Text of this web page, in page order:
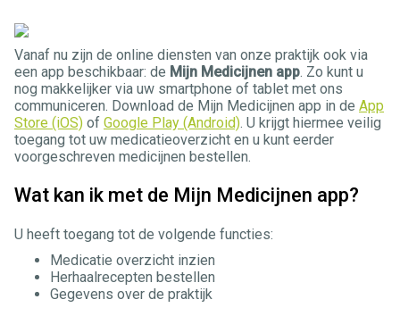
Vanaf nu zijn de online diensten van onze praktijk ook via
een app beschikbaar: de Mijn Medicijnen app. Zo kunt u
nog makkelijker via uw smartphone of tablet met ons
communiceren. Download de Mijn Medicijnen app in de App
Store (iOS) of Google Play (Android). U krijgt hiermee veilig
toegang tot uw medicatieoverzicht en u kunt eerder
voorgeschreven medicijnen bestellen.
Wat kan ik met de Mijn Medicijnen app?
U heeft toegang tot de volgende functies:
Medicatie overzicht inzien
Herhaalrecepten bestellen
Gegevens over de praktijk